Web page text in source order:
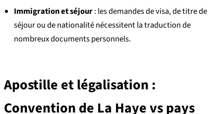
Immigration et séjour: les demandes de visa, de titre de
séjour ou de nationalité nécessitent la traduction de
nombreux documents personnels.
Apostille et légalisation :
Convention de La Haye vs pays